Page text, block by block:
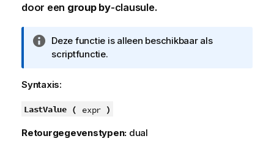
door een group by-clausule.
I
n
o
m
t
Deze functie is alleen beschikbaar als
scriptfunctie.
Syntaxis:
LastValue ( expr )
Retourgegevenstypen: dual